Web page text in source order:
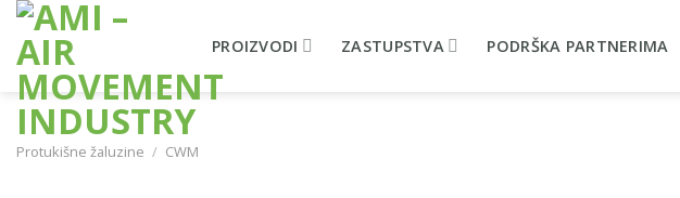
Skip
content
PROIZVODI ZASTUPSTVA PODRŠKA PARTNERIMA
Protukišne žaluzine / CWM